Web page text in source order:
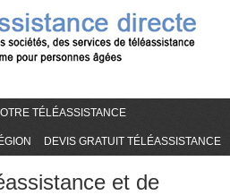
TÉLÉASSISTANCE
DEVIS GRATUIT TÉLÉASSISTANCE
et de